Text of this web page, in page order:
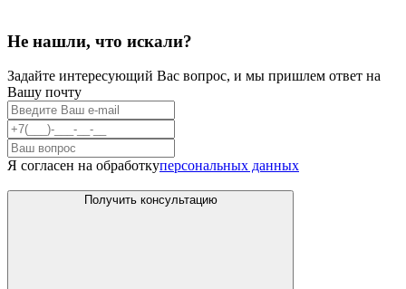
Не нашли, что искали?
Задайте интересующий Вас вопрос, и мы пришлем ответ на
Вашу почту
Я согласен на обработкуперсональных данных
Получить консультацию